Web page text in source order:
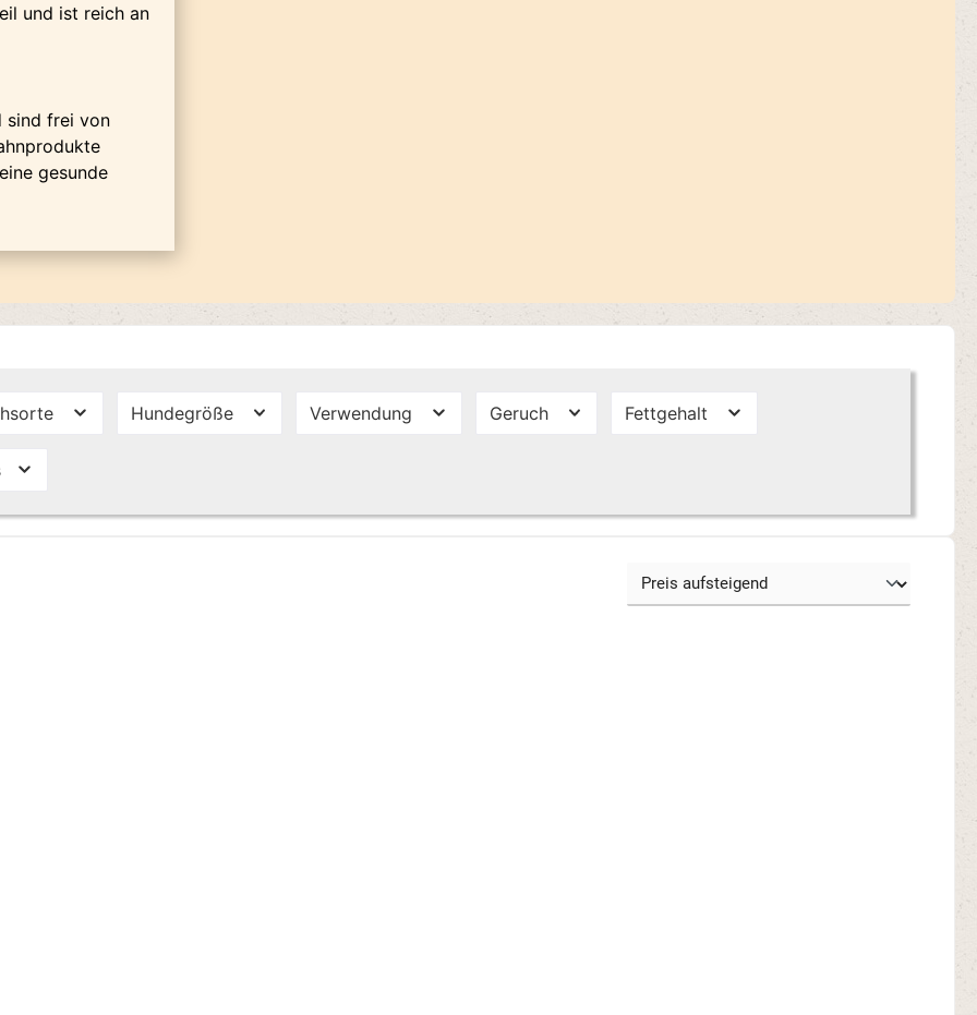
und ist reich an
sind frei von
gesunde
Hundegröße Verwendung Geruch Fettgehalt